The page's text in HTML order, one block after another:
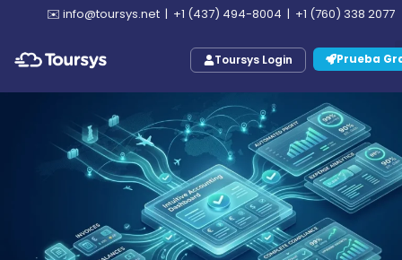
✉️ info@toursys.net | +1 (437) 494-8004 | +1 (760) 338 2077
Toursys Login Prueba